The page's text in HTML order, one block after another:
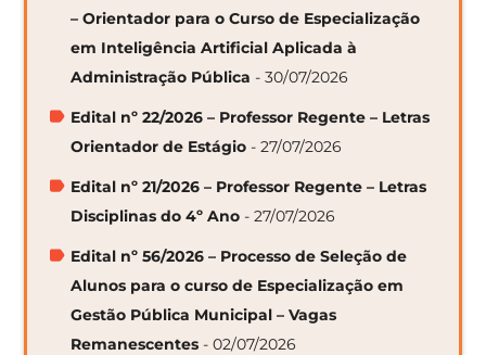
– Orientador para o Curso de Especialização
em Inteligência Artificial Aplicada à
Administração Pública - 30/07/2026
Edital nº 22/2026 – Professor Regente – Letras
Orientador de Estágio - 27/07/2026
Edital nº 21/2026 – Professor Regente – Letras
Disciplinas do 4º Ano - 27/07/2026
Edital nº 56/2026 – Processo de Seleção de
Alunos para o curso de Especialização em
Gestão Pública Municipal – Vagas
Remanescentes - 02/07/2026